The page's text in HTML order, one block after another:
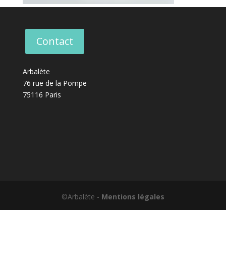
Contact
Arbalète
76 rue de la Pompe
75116 Paris
©Arbalète - Mentions légales